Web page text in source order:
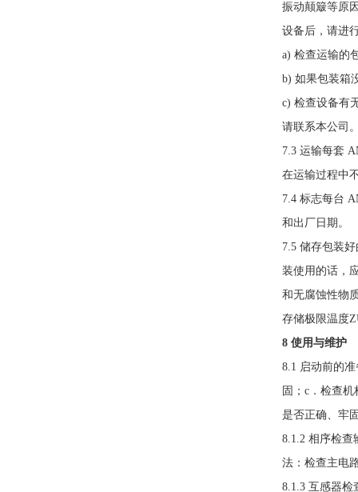
振动颠簸等原
设备后，请进
a) 检查运输的
b) 如果包装箱
c) 检查设备有
请联系本公司
7.3 运输每套
在运输过程中
7.4 标志每台
和出厂日期。
7.5 储存包装
装使用的话，
和无腐蚀性物
存储极限温度
8 使用与维护
8.1 启动前的
固；c．检查
是否正确、牢
8.1.2 相序检
法：检查主电
8.1.3 互感器检